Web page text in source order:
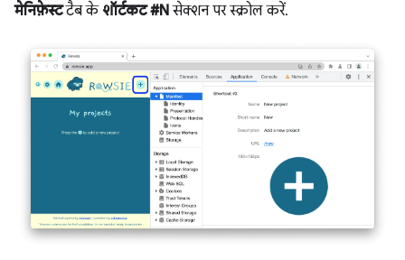
मेनिफ़ेस्टटैब के शॉर्टकट #Nसेक्शन पर स्क्रोल करें.